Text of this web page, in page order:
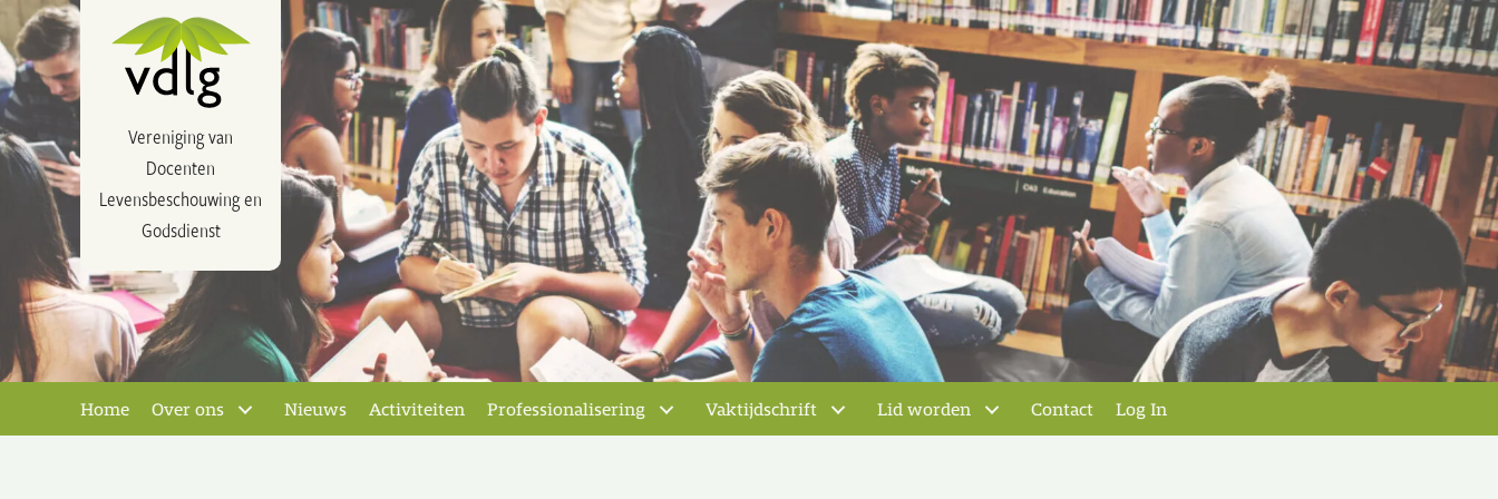
Vereniging van
Docenten
Levensbeschouwing en
Godsdienst
Home Over ons Nieuws Activiteiten Professionalisering Vaktijdschrift Lid worden Contact Log In